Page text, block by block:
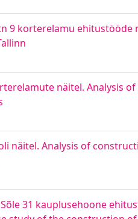
9 korterelamu ehitustööde
näitel. Analysis
näitel. Analysis of
31 kauplusehoone